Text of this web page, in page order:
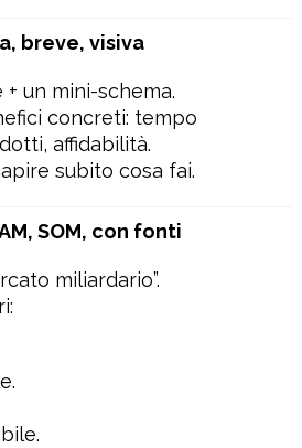
breve, visiva
un mini-schema.
concreti: tempo
affidabilità.
subito cosa fai.
SOM, con fonti
miliardario”.